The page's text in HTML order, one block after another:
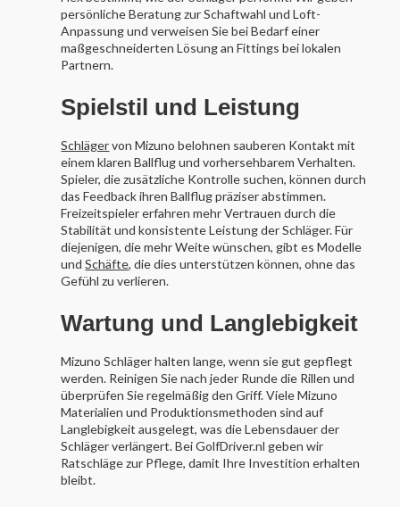
persönliche Beratung zur Schaftwahl und Loft-
Anpassung und verweisen Sie bei Bedarf einer
maßgeschneiderten Lösung an Fittings bei lokalen
Partnern.
Spielstil und Leistung
Schlägervon Mizuno belohnen sauberen Kontakt mit
einem klaren Ballflug und vorhersehbarem Verhalten.
Spieler, die zusätzliche Kontrolle suchen, können durch
das Feedback ihren Ballflug präziser abstimmen.
Freizeitspieler erfahren mehr Vertrauen durch die
Stabilität und konsistente Leistung der Schläger. Für
diejenigen, die mehr Weite wünschen, gibt es Modelle
undSchäfte, die dies unterstützen können, ohne das
Gefühl zu verlieren.
Wartung und Langlebigkeit
Mizuno Schläger halten lange, wenn sie gut gepflegt
werden. Reinigen Sie nach jeder Runde die Rillen und
überprüfen Sie regelmäßig den Griff. Viele Mizuno
Materialien und Produktionsmethoden sind auf
Langlebigkeit ausgelegt, was die Lebensdauer der
Schläger verlängert. Bei GolfDriver.nl geben wir
Ratschläge zur Pflege, damit Ihre Investition erhalten
bleibt.